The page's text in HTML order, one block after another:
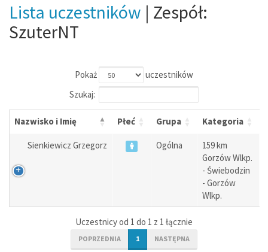
Lista uczestników | Zespół:
SzuterNT
Pokaż
uczestników
Szukaj:
Nazwisko i Imię Płeć Grupa Kategoria
Sienkiewicz Grzegorz Ogólna
159 km
Gorzów Wlkp.
- Świebodzin
- Gorzów
Wlkp.
Uczestnicy od 1 do 1 z 1 łącznie
POPRZEDNIA 1 NASTĘPNA